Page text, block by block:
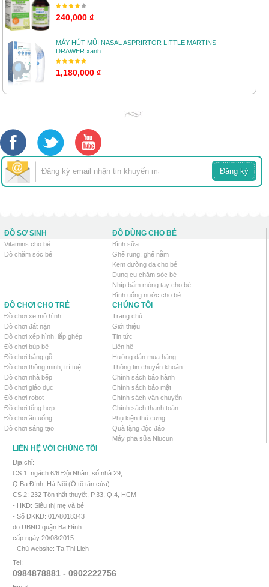
240,000 ₫
MÁY HÚT MŨI NASAL ASPRIRTOR LITTLE MARTINS
DRAWER xanh
1,180,000 ₫
ĐỒ SƠ SINH
Vitamins cho bé
Đồ chăm sóc bé
ĐỒ DÙNG CHO BÉ
Bình sữa
Ghế rung, ghế nằm
Kem dưỡng da cho bé
Dụng cụ chăm sóc bé
Nhíp bấm móng tay cho bé
Bình uống nước cho bé
ĐỒ CHƠI CHO TRẺ
Đồ chơi xe mô hình
Đồ chơi đất nặn
Đồ chơi xếp hình, lắp ghép
Đồ chơi búp bê
Đồ chơi bằng gỗ
Đồ chơi thông minh, trí tuệ
Đồ chơi nhà bếp
Đồ chơi giáo dục
Đồ chơi robot
Đồ chơi tổng hợp
Đồ chơi ăn uống
Đồ chơi sáng tạo
CHÚNG TÔI
Trang chủ
Giới thiệu
Tin tức
Liên hệ
Hướng dẫn mua hàng
Thông tin chuyển khoản
Chính sách bảo hành
Chính sách bảo mật
Chính sách vận chuyển
Chính sách thanh toán
Phụ kiện thú cưng
Quà tặng độc đáo
Máy pha sữa Niucun
LIÊN HỆ VỚI CHÚNG TÔI
Địa chỉ:
CS 1: ngách 6/6 Đội Nhân, số nhà 29,
Q.Ba Đình, Hà Nội (Ô tô tận cửa)
CS 2: 232 Tôn thất thuyết, P.33, Q.4, HCM
- HKD: Siêu thị mẹ và bé
- Số ĐKKD: 01A8018343
do UBND quận Ba Đình
cấp ngày 20/08/2015
- Chủ website: Tạ Thị Lịch
Tel:
0984878881 - 0902222756